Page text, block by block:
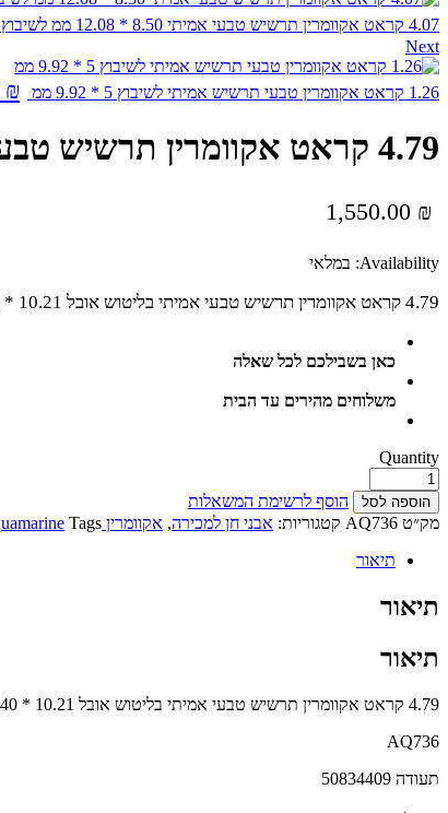
4.07 קראט אקוומרין תרשיש טבעי אמיתי 8.50 * 12.08 ממ לשיבוץ
Next
1.26 קראט אקוומרין טבעי תרשיש אמיתי לשיבוץ 5 * 9.92 ממ ₪
4.79 קראט אקוומרין תרשיש טבעי אמיתי בליטוש אובל 10.21 * 13.40 ממ מצורפת תעודה
1,550.00 ₪
Availability: במלאי
4.79 קראט אקוומרין תרשיש טבעי אמיתי בליטוש אובל 10.21 * 13.40 ממ
כאן בשבילכם לכל שאלה
משלוחים מהירים עד הבית
Quantity
הוספה לסל
הוסף לרשימת המשאלות
מק״ט AQ736 קטגוריות: אבני חן למכירה, אקוומרין Aquamarine Tags:
תיאור
תיאור
תיאור
4.79 קראט אקוומרין תרשיש טבעי אמיתי בליטוש אובל 10.21 * 13.40 ממ
AQ736
תעודה 50834409